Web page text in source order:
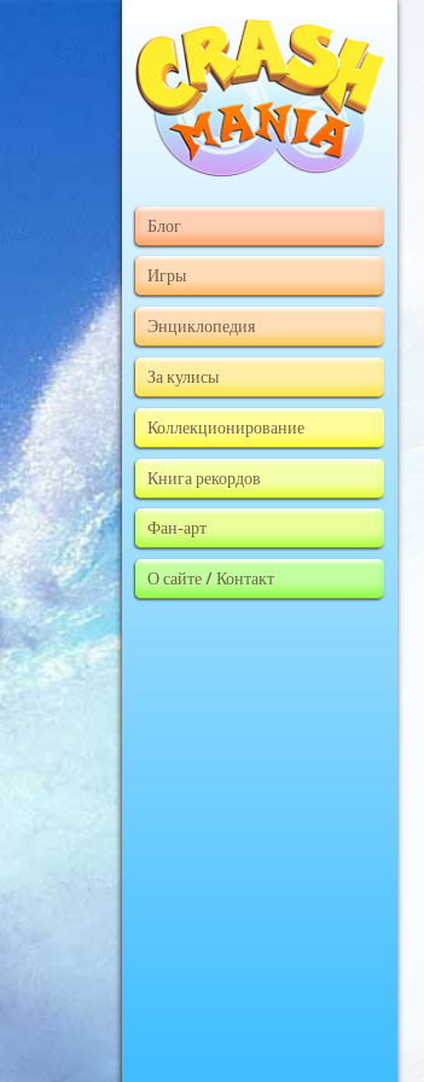
Блог
Игры
Энциклопедия
За кулисы
Коллекционирование
Книга рекордов
Фан-арт
О сайте / Контакт